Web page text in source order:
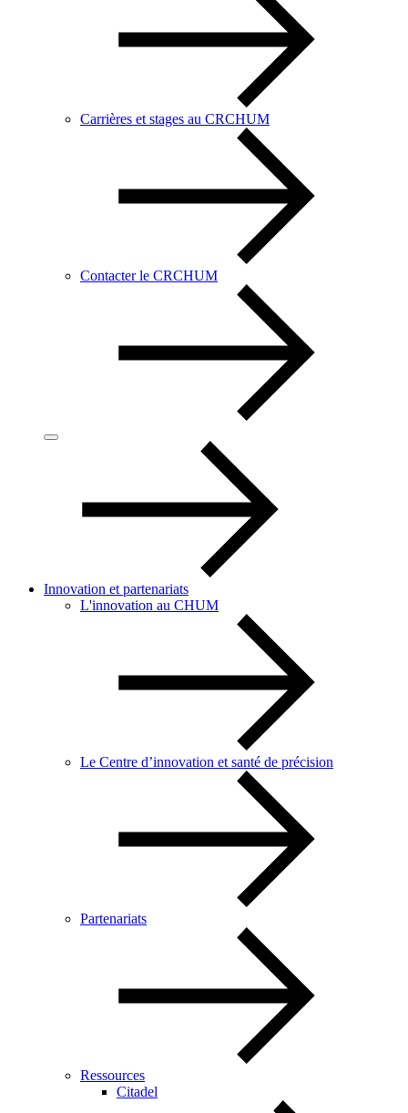
Carrières et stages au CRCHUM
Contacter le CRCHUM
Innovation et partenariats
L'innovation au CHUM
Le Centre d’innovation et santé de précision
Partenariats
Ressources
Citadel